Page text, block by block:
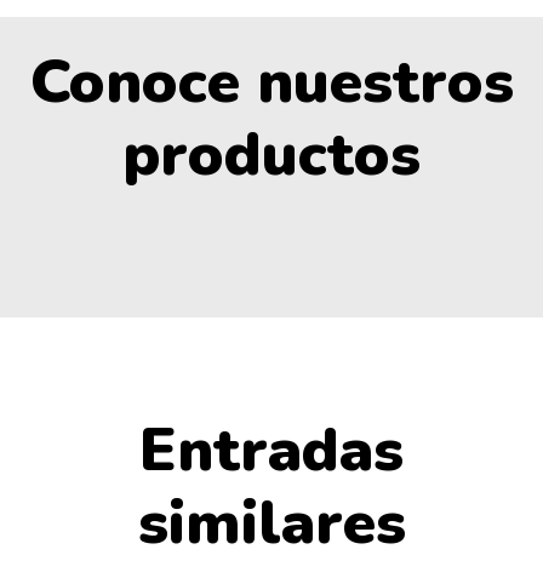
Conoce nuestros
productos
Entradas
similares